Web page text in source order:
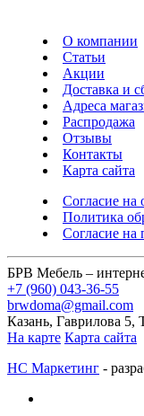
О компании
Статьи
Акции
Доставка и
Адреса
Распродажа
Отзывы
Контакты
Карта сайта
Согласие на
Политика
Согласие на
БРВ Мебель –
+7 (960) 043-36-55
brwdoma@gmail.com
Казань, Гаврилова
На карте Карта сайта
НС Маркетинг -